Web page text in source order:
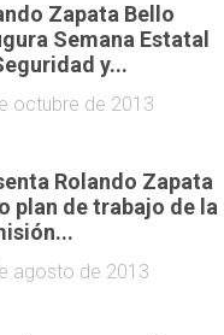
Zapata Bello
Semana Estatal
y...
octubre de 2013
Rolando Zapata
plan de trabajo de la
agosto de 2013